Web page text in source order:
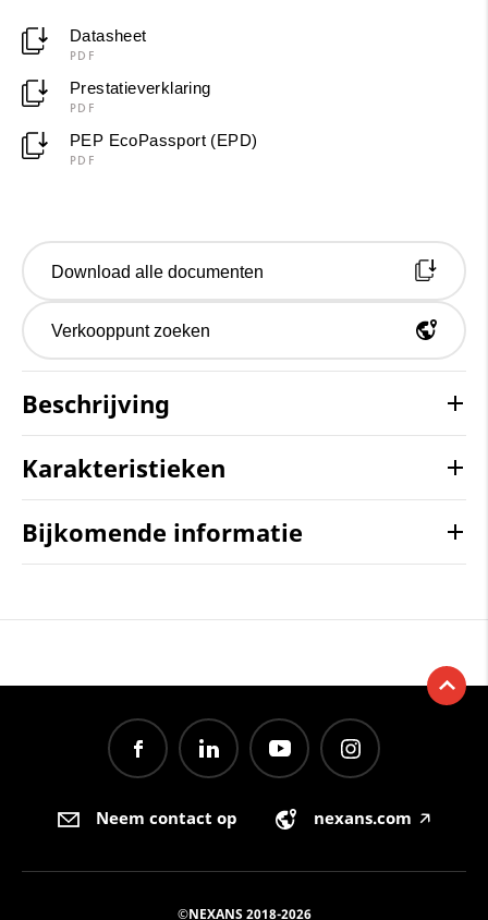
Datasheet
PDF
Prestatieverklaring
PDF
PEP EcoPassport (EPD)
PDF
Download alle documenten
Verkooppunt zoeken
Beschrijving
Karakteristieken
Bijkomende informatie
Neem contact op nexans.com 🡥
©NEXANS 2018-2026